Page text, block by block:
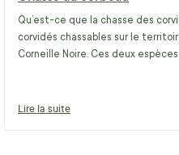
Qu’est-ce que la chasse des
corvidés chassables sur le
Corneille Noire. Ces deux
Lire la suite